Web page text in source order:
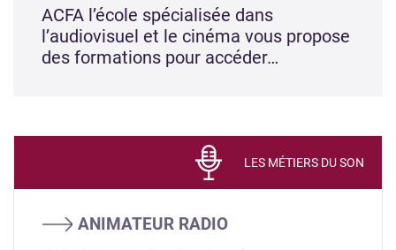
ACFA l’école spécialisée dans
l’audiovisuel et le cinéma vous propose
des formations pour accéder…
ANIMATEUR RADIO
LES MÉTIERS DU SON